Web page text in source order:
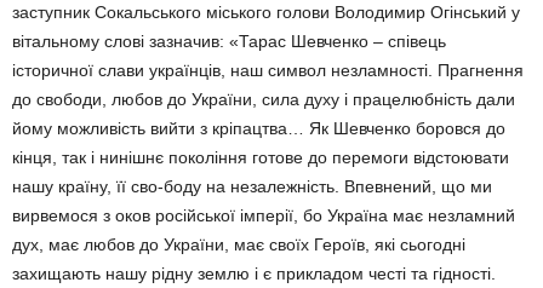
заступ­ник Сокальського місь­кого голови Володимир Огінський у
вітальному сло­ві зазначив: «Тарас Шевчен­ко – співець
історичної слави українців, наш символ нез­ламності. Прагнення
до сво­боди, лю­бов до України, си­ла духу і працелюбність дали
йому можливість вийти з кріпацтва… Як Шевченко боровся до
кінця, так і ни­нішнє поко­ління готове до перемоги від­стоювати
нашу країну, її сво-боду на не­залежність. Впев­нений, що ми
вирвемо­ся з оков росій­ської імперії, бо Україна має незламний
дух, має любов до України, має своїх Героїв, які сьогодні
захищають нашу рідну зем­лю і є прикладом честі та гід­ності.